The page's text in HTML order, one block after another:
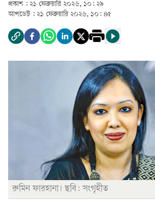
প্রকাশ : ২১ ফেব্রুয়ারি ২০২৬, ১০: ২৯
আপডেট : ২১ ফেব্রুয়ারি ২০২৬, ১০: ৪৫
রুমিন ফারহানা। ছবি: সংগৃহীত